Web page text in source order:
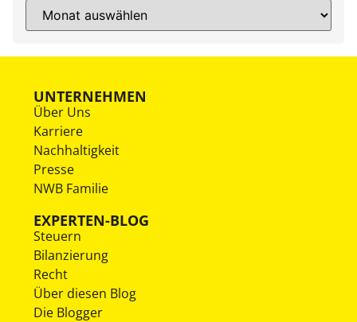
UNTERNEHMEN
Über Uns
Karriere
Nachhaltigkeit
Presse
NWB Familie
EXPERTEN-BLOG
Steuern
Bilanzierung
Recht
Über diesen Blog
Die Blogger